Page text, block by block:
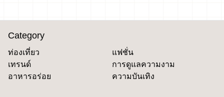
Category
ท่องเที่ยว
แฟชั่น
เทรนด์
การดูแลความงาม
อาหารอร่อย
ความบันเทิง